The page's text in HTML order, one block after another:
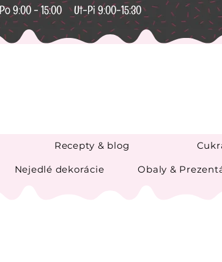
Po 9:00 - 15:00 Ut-Pi 9:00-15:30
Recepty & blog
Nejedlé dekorácie Obaly &